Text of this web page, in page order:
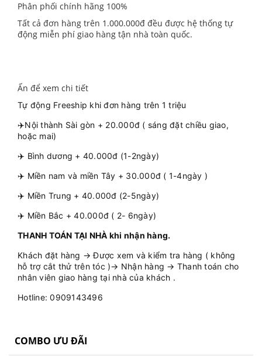
Phân phối chính hãng 100%
Tất cả đơn hàng trên 1.000.000đ đều được hệ thống tự
động miễn phí giao hàng tận nhà toàn quốc.
Ấn để xem chi tiết
Tự động Freeship khi đơn hàng trên 1 triệu
✈️Nội thành Sài gòn + 20.000đ ( sáng đặt chiều giao,
hoặc mai)
✈️ Bình dương + 40.000đ (1-2ngày)
✈️ Miền nam và miền Tây + 30.000đ ( 1-4ngày )
✈️ Miền Trung + 40.000đ (2-5ngày)
✈️ Miền Bắc + 40.000đ ( 2- 6ngày)
THANH TOÁN TẠI NHÀ khi nhận hàng.
Khách đặt hàng → Được xem và kiểm tra hàng ( không
hỗ trợ cắt thử trên tóc )→ Nhận hàng → Thanh toán cho
nhân viên giao hàng tại nhà của khách .
Hotline: 0909143496
COMBO ƯU ĐÃI